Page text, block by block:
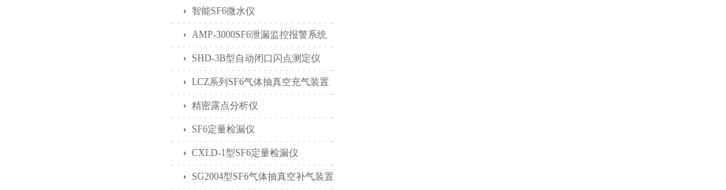
智能SF6微水仪
AMP-3000SF6泄漏监控报警系统
SHD-3B型自动闭口闪点测定仪
LCZ系列SF6气体抽真空充气装置
精密露点分析仪
SF6定量检漏仪
CXLD-1型SF6定量检漏仪
SG2004型SF6气体抽真空补气装置